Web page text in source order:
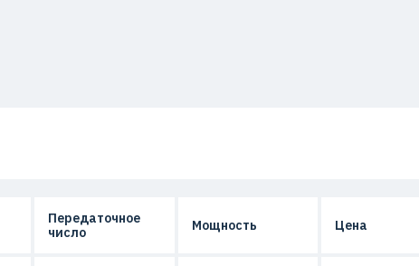
Передаточное
число
Мощность Цена